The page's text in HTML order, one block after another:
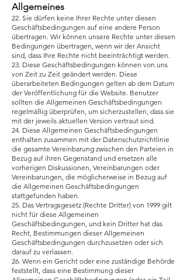
Allgemeines
22. Sie dürfen keine Ihrer Rechte unter diesen
Geschäftsbedingungen auf eine andere Person
übertragen. Wir können unsere Rechte unter diesen
Bedingungen übertragen, wenn wir der Ansicht
sind, dass Ihre Rechte nicht beeinträchtigt werden.
23. Diese Geschäftsbedingungen können von uns
von Zeit zu Zeit geändert werden. Diese
überarbeiteten Bedingungen gelten ab dem Datum
der Veröffentlichung für die Website. Benutzer
sollten die Allgemeinen Geschäftsbedingungen
regelmäßig überprüfen, um sicherzustellen, dass sie
mit der jeweils aktuellen Version vertraut sind.
24. Diese Allgemeinen Geschäftsbedingungen
enthalten zusammen mit der Datenschutzrichtlinie
die gesamte Vereinbarung zwischen den Parteien in
Bezug auf ihren Gegenstand und ersetzen alle
vorherigen Diskussionen, Vereinbarungen oder
Vereinbarungen, die möglicherweise in Bezug auf
die Allgemeinen Geschäftsbedingungen
stattgefunden haben.
25. Das Vertragsgesetz (Rechte Dritter) von 1999 gilt
nicht für diese Allgemeinen
Geschäftsbedingungen, und kein Dritter hat das
Recht, Bestimmungen dieser Allgemeinen
Geschäftsbedingungen durchzusetzen oder sich
darauf zu verlassen.
26. Wenn ein Gericht oder eine zuständige Behörde
feststellt, dass eine Bestimmung dieser